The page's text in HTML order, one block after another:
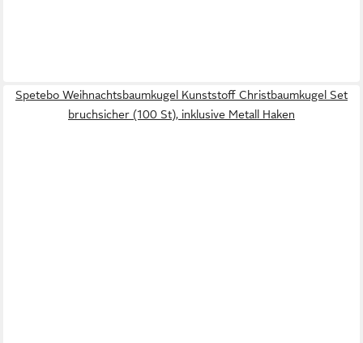
Spetebo Weihnachtsbaumkugel Kunststoff Christbaumkugel Set
bruchsicher (100 St), inklusive Metall Haken